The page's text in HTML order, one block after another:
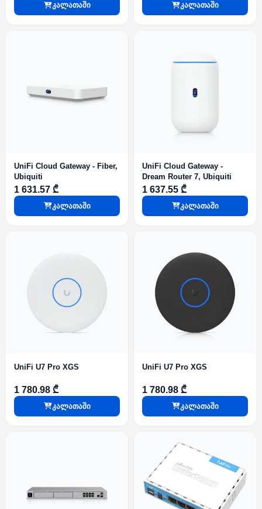
კალათაში კალათაში
UniFi Cloud Gateway - Fiber,
Ubiquiti
1 631.57 ₾
კალათაში
UniFi Cloud Gateway -
Dream Router 7, Ubiquiti
1 637.55 ₾
კალათაში
UniFi U7 Pro XGS
1 780.98 ₾
კალათაში
UniFi U7 Pro XGS
1 780.98 ₾
კალათაში